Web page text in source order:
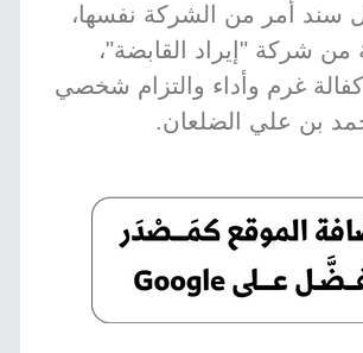
سند أمر من الشركة نفسها،
من شركة "إيراد القابضة"،
كفالة غرم وأداء والتزام شخصي
بن علي الضلعان.